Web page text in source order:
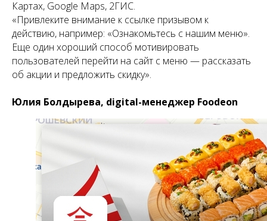
Картах, Google Maps, 2ГИС.
«Привлеките внимание к ссылке призывом к
действию, например: «Ознакомьтесь с нашим меню».
Еще один хороший способ мотивировать
пользователей перейти на сайт с меню — рассказать
об акции и предложить скидку».
Юлия Болдырева, digital-менеджер Foodeon